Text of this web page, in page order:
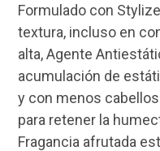
Formulado con
textura, incluso en
alta, Agente
acumulación de
y con menos
para retener la
Fragancia afrutada